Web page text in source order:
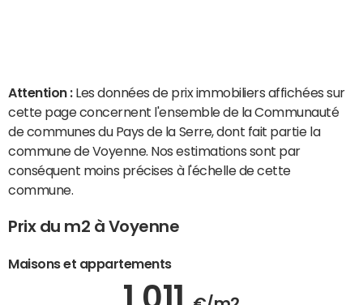
Attention : Les données de prix immobiliers affichées sur
cette page concernent l'ensemble de la Communauté
de communes du Pays de la Serre, dont fait partie la
commune de Voyenne. Nos estimations sont par
conséquent moins précises à l'échelle de cette
commune.
Prix du m2 à Voyenne
Maisons et appartements
1 011